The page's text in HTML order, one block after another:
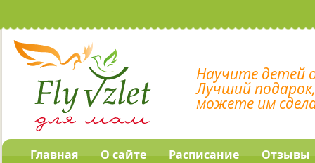
Научите детей
Лучший
можете им
Главная О сайте Расписание Отзывы